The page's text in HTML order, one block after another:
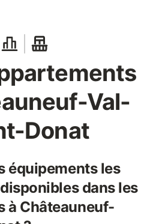
Val-
Donat
équipements les
dans les
à Châteauneuf-